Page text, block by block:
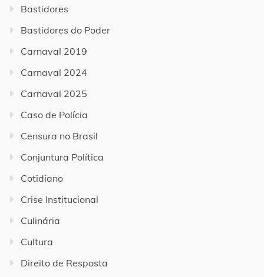
Bastidores
Bastidores do Poder
Carnaval 2019
Carnaval 2024
Carnaval 2025
Caso de Polícia
Censura no Brasil
Conjuntura Política
Cotidiano
Crise Institucional
Culinária
Cultura
Direito de Resposta